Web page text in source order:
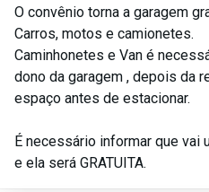
O convênio torna a garagem
Carros, motos e camionetes.
Caminhonetes e Van é
dono da garagem , depois da
espaço antes de estacionar.
É necessário informar que vai
e ela será GRATUITA.